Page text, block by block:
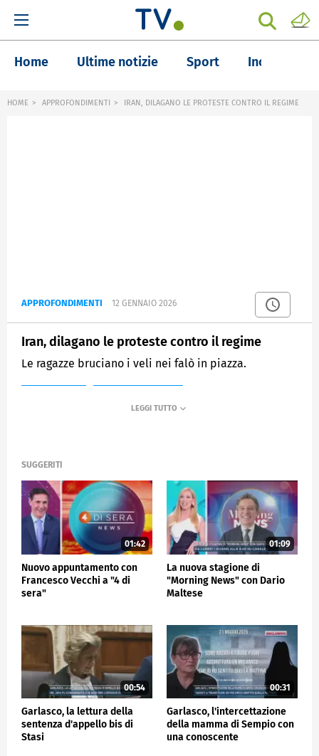
Home Ultime notizie Sport Inchieste
HOME APPROFONDIMENTI IRAN, DILAGANO LE PROTESTE CONTRO IL REGIME
APPROFONDIMENTI 12 GENNAIO 2026
Iran, dilagano le proteste contro il regime
Le ragazze bruciano i veli nei falò in piazza.
SUGGERITI
01:42
Nuovo appuntamento con
Francesco Vecchi a "4 di
sera"
01:09
La nuova stagione di
"Morning News" con Dario
Maltese
00:54
Garlasco, la lettura della
sentenza d'appello bis di
Stasi
00:31
Garlasco, l'intercettazione
della mamma di Sempio con
una conoscente